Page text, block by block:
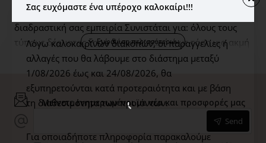
Σας ευχόμαστε ένα υπέροχο καλοκαίρι!!!
Λόγω καλοκαιρινών διακοπών, οι παραγγελίες ή
αλλαγές που θα λάβουμε στο διάστημα μεταξύ
1/08/2026 έως και 24/08/2026, θα
εξυπηρετούνται κατά προτεραιότητα και με βάση
τη διαθεσιμότητα των προϊόντων.
Για οποιαδήποτε πληροφορία παρακαλούμε
του δέρματος. Κάντε κλικ εδώ για να ξεκινήσετε την
διαδραστική σας εμπειρία Συνιστάται για: όλους τους
τύπους δέρματος ξηρό δέρμα λιπαρό ή με τάση για ακμή
δέρμα χρήστες GLP-1 Ενισχυμένο με τη δύναμη της
νευροεπιστήμης και την ανθρώπινη αφή, αυτό το
ελαφρύ, θρεπτικό λάδι προσώπου αξιοποιεί ενεργά
συστατικά - προσαρμογόνα βότανα, ένα βιομιμητικό
Εξαπεπτίδιο, το Συνένζυμο CoQ10 - για να βοηθήσει
στην ορατή αποκατάσταση της συμμετρίας του
Μείνετε ενημερωμένοι με νέα και προσφορές μας
Send